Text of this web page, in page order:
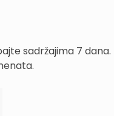
sadržajima 7 dana.